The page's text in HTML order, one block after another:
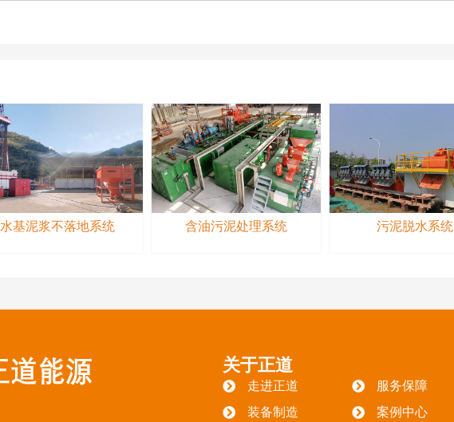
水基泥浆不落地系统 含油污泥处理系统 污泥脱水系统
关于正道
走进正道
服务保障
装备制造
案例中心